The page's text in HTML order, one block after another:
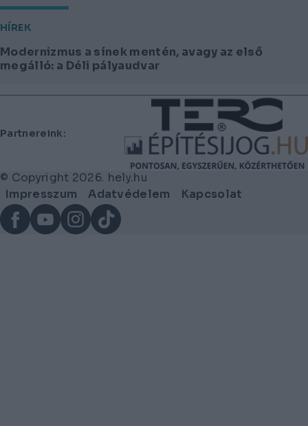
HÍREK
Modernizmus a sínek mentén, avagy az első
megálló: a Déli pályaudvar
Lábléc
Partnereink:
© Copyright 2026. hely.hu
Lábléc
menü
Impresszum Adatvédelem
Kapcsolat
FacebookYouTubeInstagram